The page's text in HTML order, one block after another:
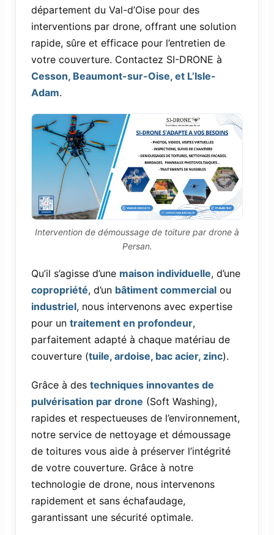
département du Val-d’Oise pour des
interventions par drone, offrant une solution
rapide, sûre et efficace pour l’entretien de
votre couverture. Contactez SI-DRONE à
Cesson, Beaumont-sur-Oise, et L’Isle-
Adam.
Intervention de démoussage de toiture par drone à
Persan.
Qu’il s’agisse d’une maison individuelle, d’une
copropriété, d’un bâtiment commercialou
industriel, nous intervenons avec expertise
pour un traitement en profondeur,
parfaitement adapté à chaque matériau de
couverture (tuile, ardoise, bac acier, zinc).
Grâce à des techniques innovantes de
pulvérisation par drone (Soft Washing),
rapides et respectueuses de l’environnement,
notre service de nettoyage et démoussage
de toitures vous aide à préserver l’intégrité
de votre couverture. Grâce à notre
technologie de drone, nous intervenons
rapidement et sans échafaudage,
garantissant une sécurité optimale.